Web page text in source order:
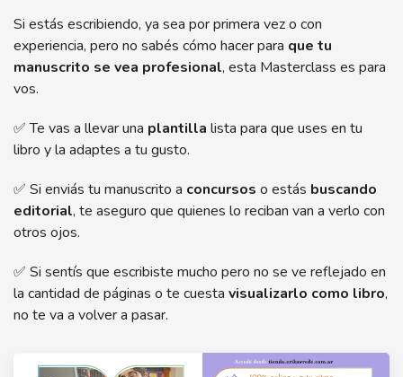
Si estás escribiendo, ya sea por primera vez o con
experiencia, pero no sabés cómo hacer para que tu
manuscrito se vea profesional, esta Masterclass es para
vos.
✅ Te vas a llevar una plantilla lista para que uses en tu
libro y la adaptes a tu gusto.
✅ Si enviás tu manuscrito a concursos o estás buscando
editorial, te aseguro que quienes lo reciban van a verlo con
otros ojos.
✅ Si sentís que escribiste mucho pero no se ve reflejado en
la cantidad de páginas o te cuesta visualizarlo como libro,
no te va a volver a pasar.